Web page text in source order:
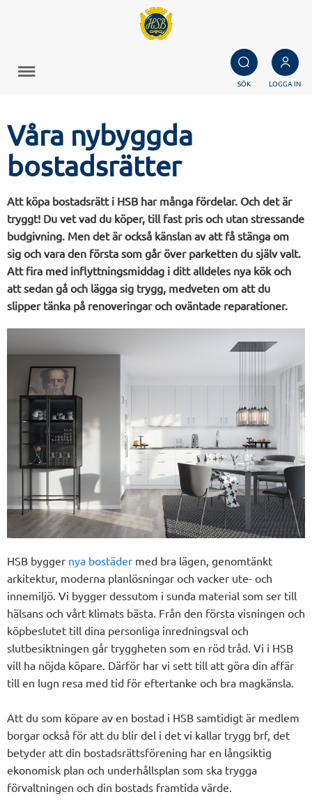
SÖK LOGGA IN
Våra nybyggda
bostadsrätter
Att köpa bostadsrätt i HSB har många fördelar. Och det är
tryggt! Du vet vad du köper, till fast pris och utan stressande
budgivning. Men det är också känslan av att få stänga om
sig och vara den första som går över parketten du själv valt.
Att fira med inflyttningsmiddag i ditt alldeles nya kök och
att sedan gå och lägga sig trygg, medveten om att du
slipper tänka på renoveringar och oväntade reparationer.
HSB bygger nya bostäder med bra lägen, genomtänkt
arkitektur, moderna planlösningar och vacker ute- och
innemiljö. Vi bygger dessutom i sunda material som ser till
hälsans och vårt klimats bästa. Från den första visningen och
köpbeslutet till dina personliga inredningsval och
slutbesiktningen går tryggheten som en röd tråd. Vi i HSB
vill ha nöjda köpare. Därför har vi sett till att göra din affär
till en lugn resa med tid för eftertanke och bra magkänsla.
Att du som köpare av en bostad i HSB samtidigt är medlem
borgar också för att du blir del i det vi kallar trygg brf, det
betyder att din bostadsrättsförening har en långsiktig
ekonomisk plan och underhållsplan som ska trygga
förvaltningen och din bostads framtida värde.